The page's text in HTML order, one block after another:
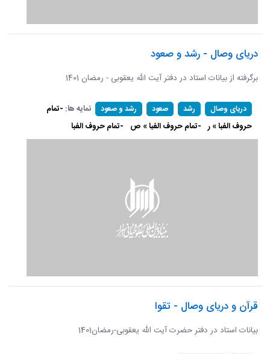
دریای وصال - رشد و صعود
برگرفته از بیانات استاد در دفتر آیت الله یعقوبی - رمضان 1401
دریای وصال رشد صعود رشد و صعود نمایه ها: -تمام
حروف الفبا » ر -تمام حروف الفبا » ص -تمام حروف الفبا
قرآن و دریای وصال - تقوا
بیانات استاد در دفتر حضرت آیت الله یعقوبی-رمضان1401